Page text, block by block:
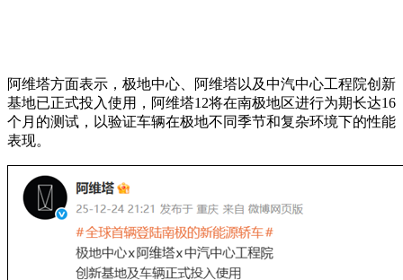
阿维塔方面表示，极地中心、阿维塔以及中汽中心工程院创新
基地已正式投入使用，阿维塔12将在南极地区进行为期长达16
个月的测试，以验证车辆在极地不同季节和复杂环境下的性能
表现。